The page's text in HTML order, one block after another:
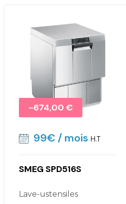
Promo !
-674,00 €
99€/ mois H.T
SMEG SPD516S
Lave-ustensiles